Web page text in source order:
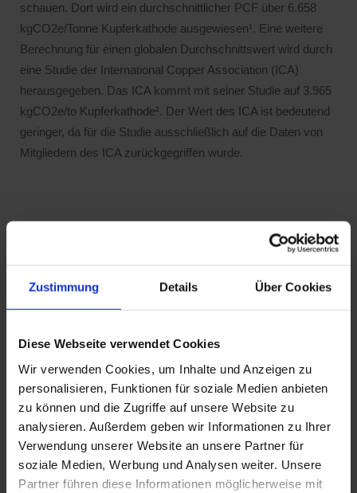
Zustimmung Details Über Cookies
Diese Webseite verwendet Cookies
Wir verwenden Cookies, um Inhalte und Anzeigen zu
personalisieren, Funktionen für soziale Medien anbieten
zu können und die Zugriffe auf unsere Website zu
analysieren. Außerdem geben wir Informationen zu Ihrer
Verwendung unserer Website an unsere Partner für
soziale Medien, Werbung und Analysen weiter. Unsere
Partner führen diese Informationen möglicherweise mit
schauen. Dort wird ein durchschnittlicher PCF über 6.658
kgCO2e/Tonne Kupferkathode ausgewiesen¹. Eine weitere
Berechnung für einen globalen Durchschnittswert wird durch
eine Studie der International Copper Association (ICA)
herausgegeben. Das ICA kommt mit seiner Studie auf 3.965
kgCO2e/to Kupferkathode². Der Wert des ICA ist bedeutend
geringer, da für die Studie ausschließlich auf die Daten von
Mitgliedern des ICA zurückgegriffen wurde.
Der Durchschnittswert des ICA fließt
in die PCF-Berechnung mit ein
abgedeckt wird. Die damit einhergehende Ermittlung eines
globalen Durchschnitts wird in unserer Berechnung für
Kathodenbrands angesetzt, deren PCF bislang noch nicht
veröffentlicht wurde bzw. für den Fall, dass der Brand nicht
bekannt war. Für alle übrigen Kathodenbrands fließt der vom
Kathodenhersteller veröffentlichte PCF in die Berechnung
ein. Hieraus errechnete sich für das Jahr 2022 ein
durchschnittlicher PCF von 2.756 kgCO2e/Tonne